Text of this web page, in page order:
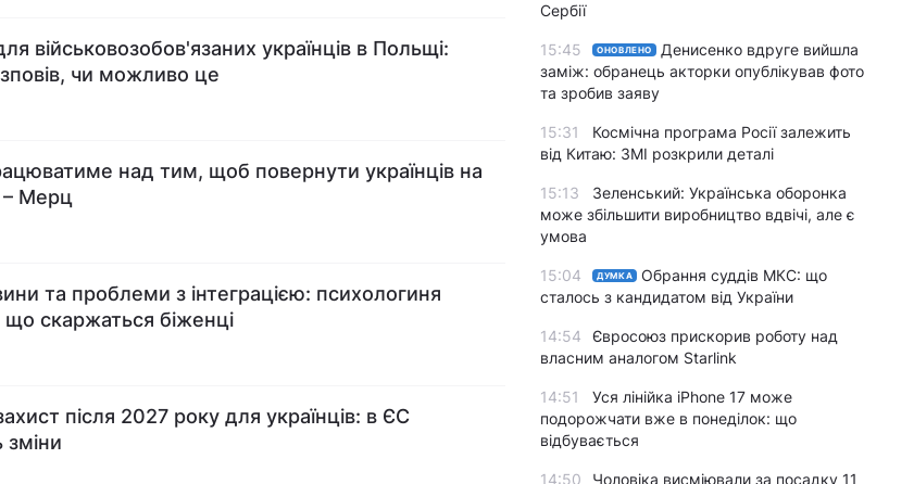
військовозобов'язаних українців в Польщі:
чи можливо це
над тим, щоб повернути українців на
– Мерц
та проблеми з інтеграцією: психологиня
що скаржаться біженці
після 2027 року для українців: в ЄС
Сербії
15:45 ОНОВЛЕНО
Денисенко вдруге вийшла
заміж: обранець акторки опублікував фото
та зробив заяву
15:31
Космічна програма Росії залежить
від Китаю: ЗМІ розкрили деталі
15:13
Зеленський: Українська оборонка
може збільшити виробництво вдвічі, але є
умова
15:04 ДУМКА
Обрання суддів МКС: що
сталось з кандидатом від України
14:54
Євросоюз прискорив роботу над
власним аналогом Starlink
14:51
Уся лінійка iPhone 17 може
подорожчати вже в понеділок: що
відбувається
14:50 Чоловіка висміювали за посадку 11